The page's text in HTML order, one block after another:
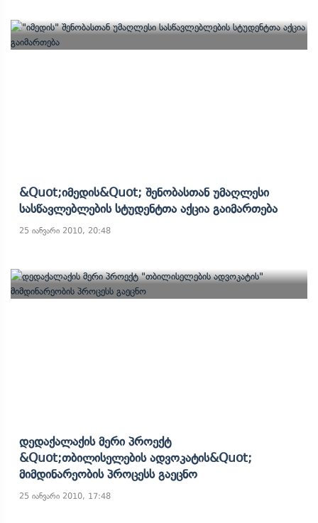
&quot;იმედის&quot; Შენობასთან Უმაღლესი
Სასწავლებლების Სტუდენტთა Აქცია Გაიმართება
25 იანვარი 2010, 20:48
Დედაქალაქის Მერი Პროექტ
&quot;თბილისელების Ადვოკატის&quot;
Მიმდინარეობის Პროცესს Გაეცნო
25 იანვარი 2010, 17:48